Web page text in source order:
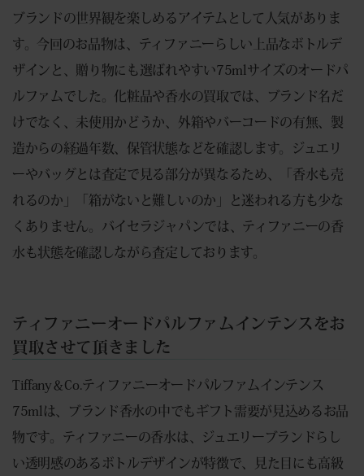
ブランドの世界観を楽しめるアイテムとして人気がありま
す。今回のお品物は、ティファニーらしい上品なボトルデ
ザインと、贈り物にも選ばれやすい75mlサイズのオードパ
ルファムでした。化粧品や香水の買取では、ブランド名だ
けでなく、未使用かどうか、外箱やバーコードの有無、製
造からの経過年数、保管状態などを確認します。ジュエリ
ーやバッグとは査定で見る部分が異なるため、「香水も売
れるのか」「箱がないと難しいのか」と迷われる方も少な
くありません。バイセラジャパンでは、ティファニーの香
水も状態を確認しながら査定しております。
ティファニーオードパルファムインテンスをお
買取させて頂きました
Tiffany＆Co.ティファニーオードパルファムインテンス
75mlは、ブランド香水の中でもギフト需要が見込めるお品
物です。ティファニーの香水は、ジュエリーブランドらし
い透明感のあるボトルデザインが特徴で、見た目にも高級